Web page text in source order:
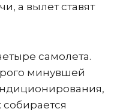
а вылет ставят
самолета.
минувшей